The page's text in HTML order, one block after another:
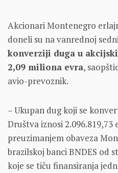
Akcionari Montenegro
doneli su na vanrednoj
konverziji duga u
2,09 miliona evra,
avio-prevoznik.
– Ukupan dug koji se
Društva iznosi 2.096.819,73
preuzimanjem obaveza
brazilskoj banci BNDES od
koje se tiču finansiranja